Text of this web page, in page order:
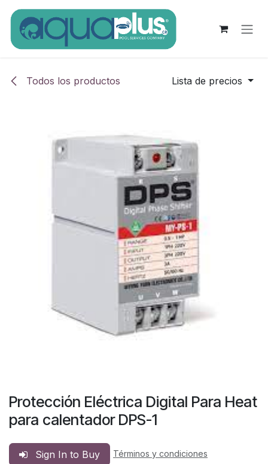
Ir al contenido
Todos los productos Lista de precios
Protección Eléctrica Digital Para Heat
para calentador DPS-1
Sign In to Buy
Términos y condiciones